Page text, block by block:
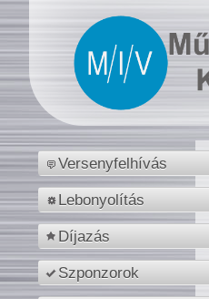
Versenyfelhívás
Lebonyolítás
Díjazás
Szponzorok